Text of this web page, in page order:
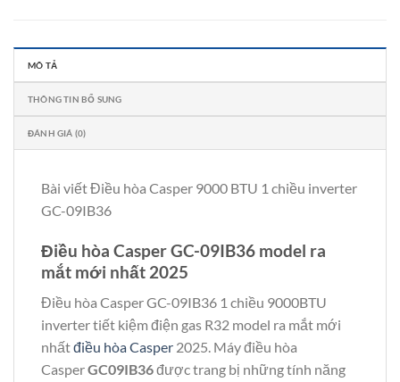
MÔ TẢ
THÔNG TIN BỔ SUNG
ĐÁNH GIÁ (0)
Bài viết Điều hòa Casper 9000 BTU 1 chiều inverter
GC-09IB36
Điều hòa Casper GC-09IB36 model ra
mắt mới nhất 2025
Điều hòa Casper GC-09IB36 1 chiều 9000BTU
inverter tiết kiệm điện gas R32 model ra mắt mới
nhấtđiều hòa Casper 2025. Máy điều hòa
CasperGC09IB36được trang bị những tính năng